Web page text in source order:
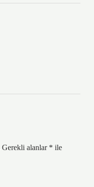
Gerekli alanlar * ile